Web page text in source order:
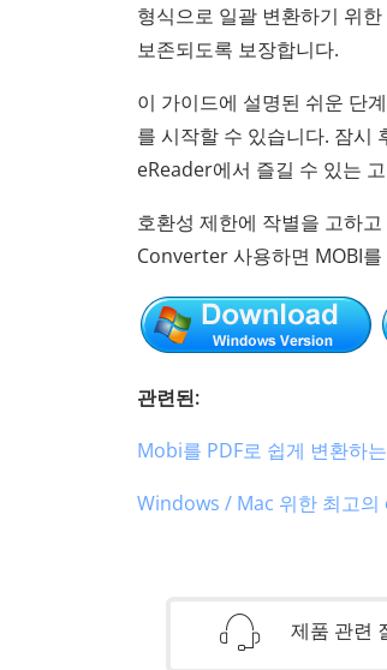
형식으로 일괄 변환하기 위
보존되도록 보장합니다.
이 가이드에 설명된 쉬운 단
를 시작할 수 있습니다. 잠
eReader에서 즐길 수 있는
호환성 제한에 작별을 고하
Converter 사용하면 MOBI
관련된:
Mobi를 PDF로 쉽게 변환하
Windows / Mac 위한 최고의
제품 관련